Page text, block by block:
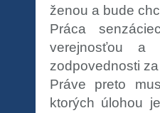
ženou a bude
Práca
verejnosťou a
zodpovednosti
Práve preto
ktorých úlohou